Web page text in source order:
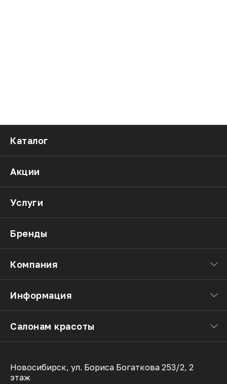
Каталог
Акции
Услуги
Бренды
Компания
Информация
Салонам красоты
Новосибирск, ул. Бориса Богаткова 253/2, 2
этаж